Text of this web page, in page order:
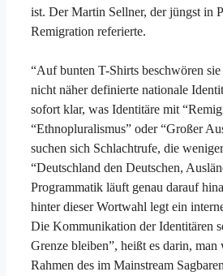
ist. Der Martin Sellner, der jüngst in
Remigration referierte.
“Auf bunten T-Shirts beschwören
nicht näher definierte nationale
sofort klar, was Identitäre mit
“Ethnopluralismus” oder “Großer
suchen sich Schlachtrufe, die
“Deutschland den Deutschen,
Programmatik läuft genau darauf
hinter dieser Wortwahl legt ein
Die Kommunikation der Identitären
Grenze bleiben”, heißt es darin, man
Rahmen des im Mainstream